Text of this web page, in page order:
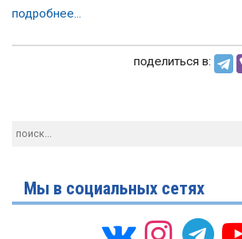
подробнее...
поделиться в:
Мы в социальных сетях